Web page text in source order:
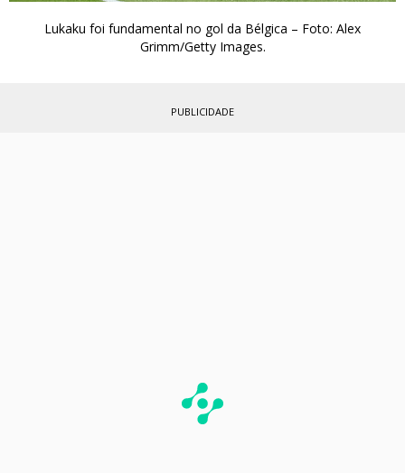
Lukaku foi fundamental no gol da Bélgica – Foto: Alex
Grimm/Getty Images.
PUBLICIDADE